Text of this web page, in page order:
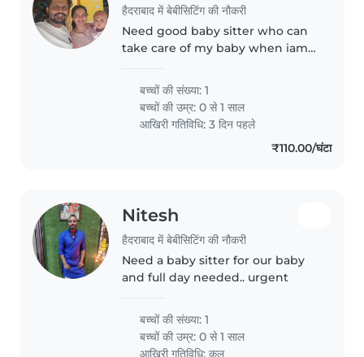
हैदराबाद में बेबीसिटिंग की नौकरी
Need good baby sitter who can
take care of my baby when iam
morning 9.30am to evening
6.30pm will pay salary on time
need good person who knows
to take..
बच्चों की संख्या: 1
बच्चों की उम्र:0 से 1 साल
आखिरी गतिविधि: 3 दिन पहले
₹110.00/घंटा
Nitesh
हैदराबाद में बेबीसिटिंग की नौकरी
Need a baby sitter for our baby
and full day needed.. urgent
बच्चों की संख्या: 1
बच्चों की उम्र:0 से 1 साल
आखिरी गतिविधि: कल